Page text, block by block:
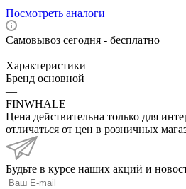
Посмотреть аналоги
Самовывоз сегодня - бесплатно
Характеристики
Бренд основной
—
FINWHALE
Цена действительна только для
отличаться от цен в розничных
Будьте в курсе наших акций и